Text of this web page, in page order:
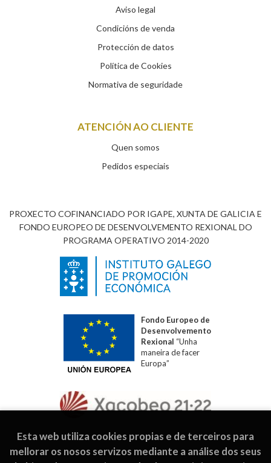
Aviso legal
Condicións de venda
Protección de datos
Política de Cookies
Normativa de seguridade
ATENCIÓN AO CLIENTE
Quen somos
Pedidos especiais
PROXECTO COFINANCIADO POR IGAPE, XUNTA DE GALICIA E
FONDO EUROPEO DE DESENVOLVEMENTO REXIONAL DO
PROGRAMA OPERATIVO 2014-2020
Fondo Europeo de
Desenvolvemento
Rexional “Unha
maneira de facer
Europa”
Esta web utiliza cookies propias e de terceiros para
mellorar os nosos servizos mediante a análise dos seus